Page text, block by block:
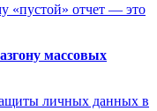
«пустой» отчет — это
массовых
личных данных в